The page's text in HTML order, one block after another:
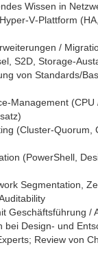
Wissen in
/
S2D,
von Standards/
(Cluster‑Quorum,
(PowerShell,
Segmentation,
Geschäftsführung /
bei Design‑ und
Review von